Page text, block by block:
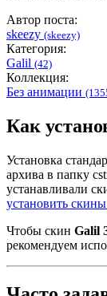
Автор поста:
skeezy (skeezy)
Категория:
Galil (42)
Коллекция:
Без анимации
Как
Установка
архива в папку
устанавливали
установить
Чтобы скин Galil
рекомендуем